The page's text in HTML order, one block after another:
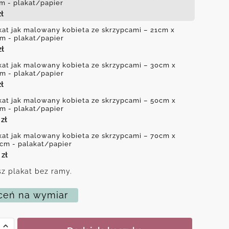
- plakat/papier
jak malowany kobieta ze skrzypcami – 21cm x
- plakat/papier
jak malowany kobieta ze skrzypcami – 30cm x
- plakat/papier
jak malowany kobieta ze skrzypcami – 50cm x
- plakat/papier
zł
jak malowany kobieta ze skrzypcami – 70cm x
- palakat/papier
zł
plakat bez ramy.
na wymiar